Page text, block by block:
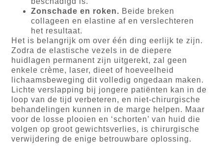
Zonschade en roken. Beide breken
collageen en elastine af en verslechteren
het resultaat.
Het is belangrijk om over één ding eerlijk te zijn.
Zodra de elastische vezels in de diepere
huidlagen permanent zijn uitgerekt, zal geen
enkele crème, laser, dieet of hoeveelheid
lichaamsbeweging dit volledig ongedaan maken.
Lichte verslapping bij jongere patiënten kan in de
loop van de tijd verbeteren, en niet-chirurgische
behandelingen kunnen in de marge helpen. Maar
voor de losse plooien en ‘schorten’ van huid die
volgen op groot gewichtsverlies, is chirurgische
verwijdering de enige betrouwbare oplossing.